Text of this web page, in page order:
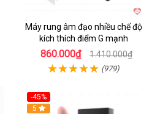
Máy rung âm đạo nhiều chế độ
kích thích điểm G mạnh
860.000₫ 1.410.000₫
(979)
-45%
Hot
5